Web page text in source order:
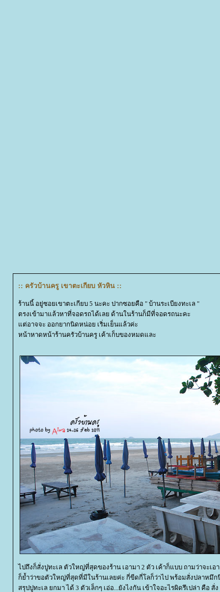
:: ครัวบ้านครู เขาตะเกียบ หัวหิน ::
ร้านนี้ อยู่ซอยเขาตะเกียบ 5 นะคะ ปากซอยคือ " บ้านระเบียงทะเล "
ตรงเข้ามาแล้วหาที่จอดรถได้เลย ด้านในร้านก็มีที่จอดรถนะคะ
ต่อาจจะ ออกยากนิดหน่อย เริ่มเย็นแล้วค่ะ
หน้าหาดหน้าร้านครัวบ้านครู เค้าเก็บของหมดและ
ไปถึงก็สั่งปูทะเล ตัวใหญ่ที่สุดของร้าน เอามา 2 ตัว เค้าก็แบบ ถามว่าจะเอ
ก็ย้ำว่าขอตัวใหญ่ที่สุดที่มีในร้านเลยค่ะ กี่ขีดกี่โลก็ว่าไป พร้อมสั่งปลาหมึก
สรุปปูทะเล ยกมา ได้ 3 ตัวเล็กๆ เอ่อ...ยังไงกัน เข้าใจอะไรผิดรึเปล่า คือ สั่